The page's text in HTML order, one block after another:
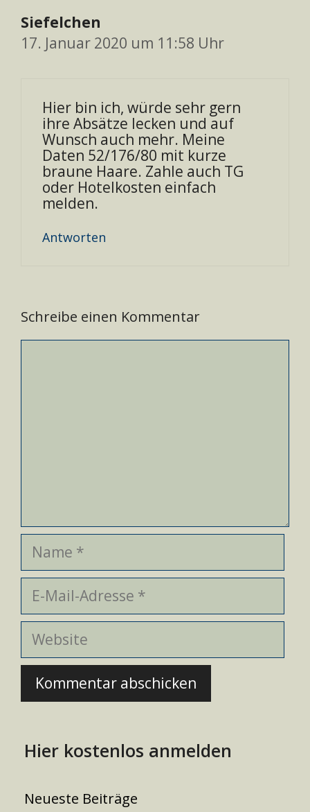
Siefelchen
17. Januar 2020 um 11:58 Uhr
Hier bin ich, würde sehr gern
ihre Absätze lecken und auf
Wunsch auch mehr. Meine
Daten 52/176/80 mit kurze
braune Haare. Zahle auch TG
oder Hotelkosten einfach
melden.
Antworten
Schreibe einen Kommentar
Kommentar
Name
E-
Mail-
Adresse
Website
Hier kostenlos anmelden
Neueste Beiträge